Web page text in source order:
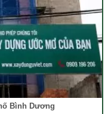
Bình Dương